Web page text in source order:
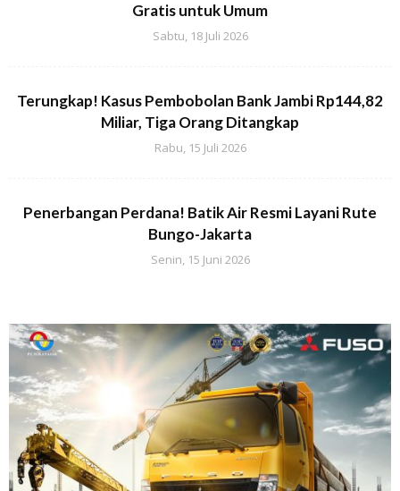
Gratis untuk Umum
Sabtu, 18 Juli 2026
Terungkap! Kasus Pembobolan Bank Jambi Rp144,82
Miliar, Tiga Orang Ditangkap
Rabu, 15 Juli 2026
Penerbangan Perdana! Batik Air Resmi Layani Rute
Bungo-Jakarta
Senin, 15 Juni 2026